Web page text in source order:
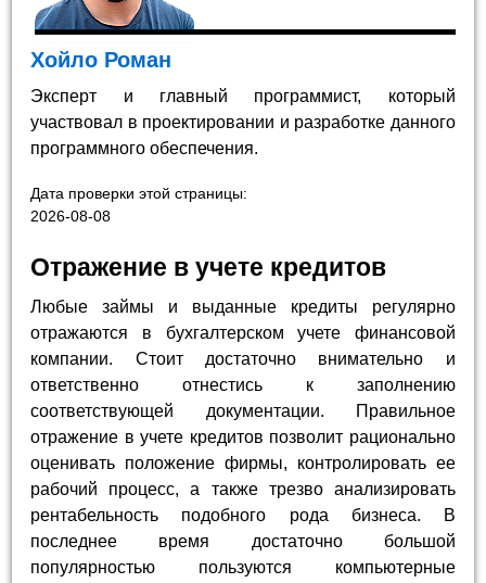
Хойло Роман
Эксперт и главный программист, который
участвовал в проектировании и разработке данного
программного обеспечения.
Дата проверки этой страницы:
2026-08-08
Отражение в учете кредитов
Любые займы и выданные кредиты регулярно
отражаются в бухгалтерском учете финансовой
компании. Стоит достаточно внимательно и
ответственно отнестись к заполнению
соответствующей документации. Правильное
отражение в учете кредитов позволит рационально
оценивать положение фирмы, контролировать ее
рабочий процесс, а также трезво анализировать
рентабельность подобного рода бизнеса. В
последнее время достаточно большой
популярностью пользуются компьютерные